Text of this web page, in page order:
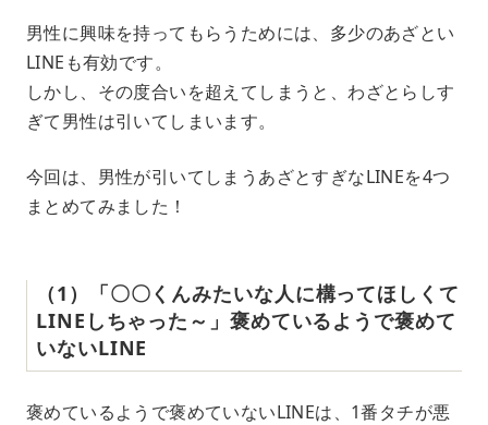
男性に興味を持ってもらうためには、多少のあざとい
LINEも有効です。
しかし、その度合いを超えてしまうと、わざとらしす
ぎて男性は引いてしまいます。
今回は、男性が引いてしまうあざとすぎなLINEを4つ
まとめてみました！
（1）「〇〇くんみたいな人に構ってほしくて
LINEしちゃった～」褒めているようで褒めて
いないLINE
褒めているようで褒めていないLINEは、1番タチが悪